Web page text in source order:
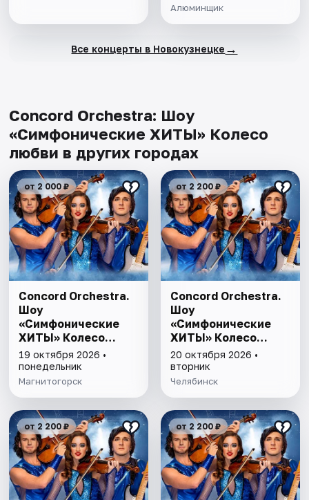
Алюминщик
Все концерты в Новокузнецке →
Concord Orchestra: Шоу
«Симфонические ХИТЫ» Колесо
любви в других городах
от 2 000 ₽
Concord Orchestra.
Шоу
«Симфонические
ХИТЫ» Колесо
любви
19 октября 2026 •
понедельник
Магнитогорск
от 2 200 ₽
Concord Orchestra.
Шоу
«Симфонические
ХИТЫ» Колесо
любви
20 октября 2026 •
вторник
Челябинск
от 2 200 ₽ от 2 200 ₽